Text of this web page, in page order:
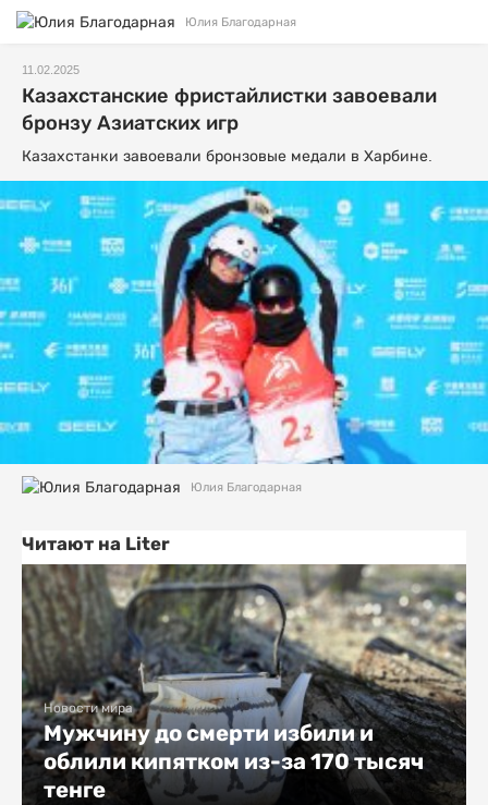
Юлия Благодарная
11.02.2025
Казахстанские фристайлистки завоевали
бронзу Азиатских игр
Казахстанки завоевали бронзовые медали в Харбине.
Юлия Благодарная
Читают на Liter
Новости мира
Мужчину до смерти избили и
облили кипятком из-за 170 тысяч
тенге